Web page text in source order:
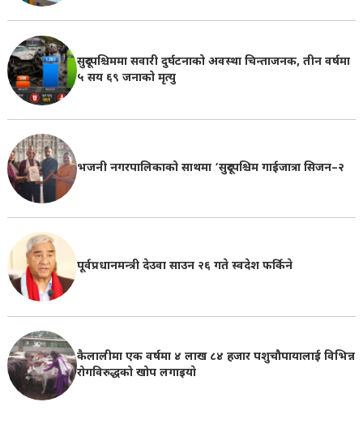
सुदूरपश्चिममा सवारी दुर्घटनाको अवस्था चिन्ताजनक, तीन वर्षमा
५ सय ६९ जनाको मृत्यु
भजनी नगरपालिकाको साथमा ‘सुदूरपश्चिम गाईजात्रा सिजन–२
पूर्वप्रधानमन्त्री देउवा साउन २६ गते स्वदेश फर्किने
कैलालीमा एक वर्षमा ४ लाख ८४ हजार पशुचौपायालाई विभिन्न
रोगविरुद्धको खोप लगाइयाे